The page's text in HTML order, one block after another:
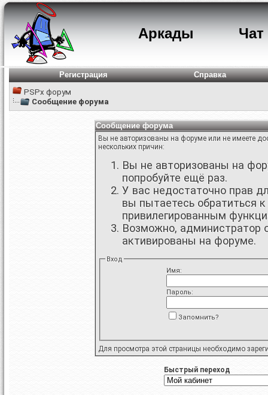
Аркады Чат
Регистрация
Справка
PSPx форум
Сообщение форума
Сообщение форума
Вы не авторизованы на форуме или не имеете
нескольких причин:
Вы не авторизованы на
попробуйте ещё раз.
У вас недостаточно прав
вы пытаетесь обратиться
привилегированным
Возможно, администратор
активированы на форуме.
Вход
Имя:
Пароль:
Запомнить?
Для просмотра этой страницы необходимо
Быстрый переход